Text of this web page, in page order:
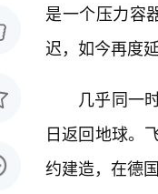
是一个压力容
迟，如今再度延
几乎同一
日返回地球。
约建造，在德